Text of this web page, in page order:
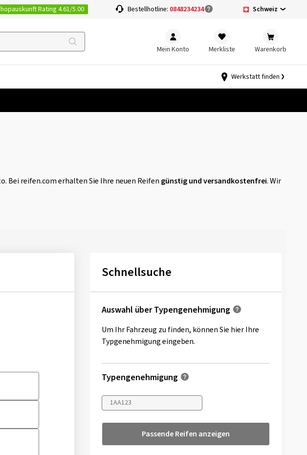
Rating 4.61/5.00 Bestellhotline: 0848234234 Schweiz
Mein Konto Merkliste Warenkorb
Werkstatt finden
Bei reifen.com erhalten Sie Ihre neuen Reifen günstig und versandkostenfrei. Wir
Schnellsuche
Auswahl über Typengenehmigung
Um Ihr Fahrzeug zu finden, können Sie hier Ihre
Typgenehmigung eingeben.
Typengenehmigung
Passende Reifen anzeigen